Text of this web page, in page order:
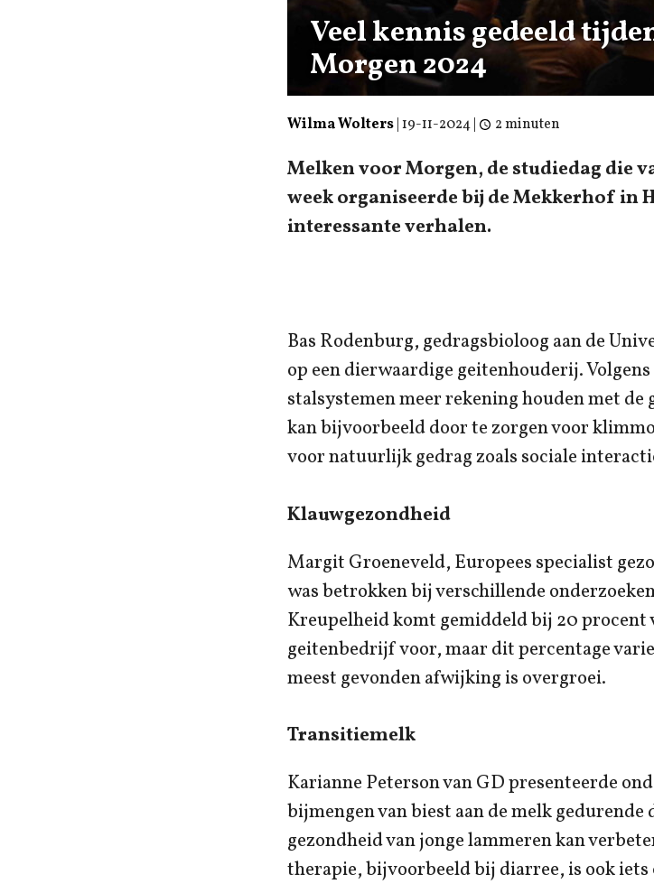
Veel kennis gedeeld
Morgen 2024
Wilma Wolters| 19-11-2024| 2 minuten
Melken voor Morgen, de studiedag die
week organiseerde bij de Mekkerhof in
interessante verhalen.
Bas Rodenburg, gedragsbioloog aan de
op een dierwaardige geitenhouderij.
stalsystemen meer rekening houden met
kan bijvoorbeeld door te zorgen voor
voor natuurlijk gedrag zoals sociale
Klauwgezondheid
Margit Groeneveld, Europees specialist
was betrokken bij verschillende
Kreupelheid komt gemiddeld bij 20 procent
geitenbedrijf voor, maar dit percentage
meest gevonden afwijking is overgroei.
Transitiemelk
Karianne Peterson van GD presenteerde
bijmengen van biest aan de melk gedurende
gezondheid van jonge lammeren kan
therapie, bijvoorbeeld bij diarree, is ook iets